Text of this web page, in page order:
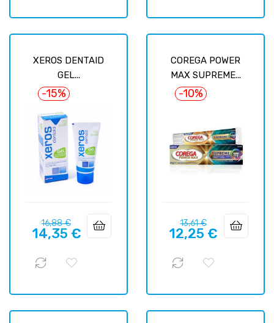
XEROS DENTAID
GEL...
-15%
Prix
habituel
16,88 €Prix
14,35 €
COREGA POWER
MAX SUPREME...
-10%
Prix
habituel
13,61 €Prix
12,25 €